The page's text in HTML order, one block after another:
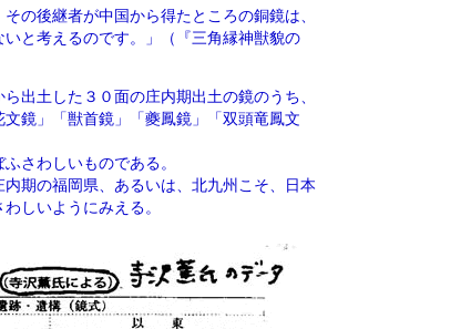
の後継者が中国から得たところの銅鏡は、
と考えるのです。」（『三角縁神獣貌の
出土した３０面の庄内期出土の鏡のうち、
鏡」「獣首鏡」「夔鳳鏡」「双頭竜鳳文
さわしいものである。
期の福岡県、あるいは、北九州こそ、日本
しいようにみえる。